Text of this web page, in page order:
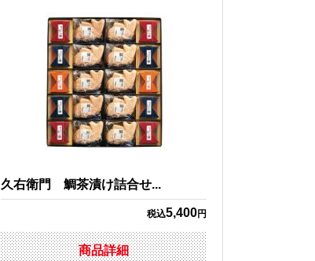
久右衛門 鯛茶漬け詰合せ...
税込5,400円
商品詳細